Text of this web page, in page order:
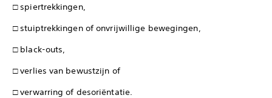
□ spiertrekkingen,
□ stuiptrekkingen of onvrijwillige bewegingen,
□ black-outs,
□ verlies van bewustzijn of
□ verwarring of desoriëntatie.